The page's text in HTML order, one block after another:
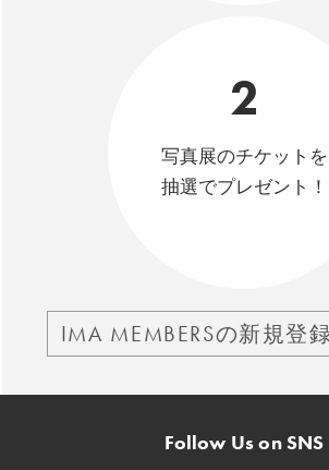
2
写真展のチケットを
抽選でプレゼント！
IMA MEMBERSの新規登
Follow Us on SNS